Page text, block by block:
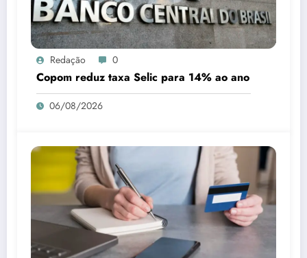
Redação 0
Copom reduz taxa Selic para 14% ao ano
06/08/2026